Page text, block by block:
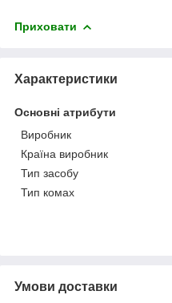
Приховати
Характеристики
Основні атрибути
Виробник
Країна виробник
Тип засобу
Тип комах
Умови доставки